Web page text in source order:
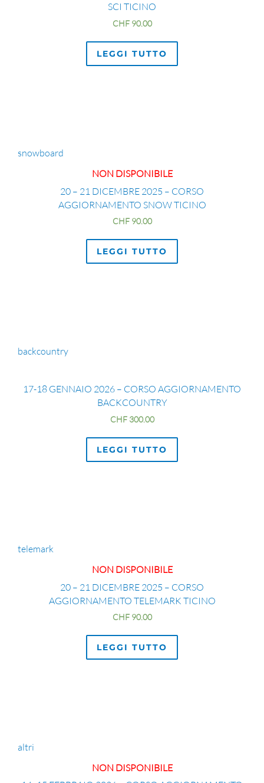
SCI TICINO
CHF90.00
LEGGI TUTTO
snowboard
NON DISPONIBILE
20 – 21 DICEMBRE 2025 – CORSO
AGGIORNAMENTO SNOW TICINO
CHF90.00
LEGGI TUTTO
backcountry
17-18 GENNAIO 2026 – CORSO AGGIORNAMENTO
BACKCOUNTRY
CHF300.00
LEGGI TUTTO
telemark
NON DISPONIBILE
20 – 21 DICEMBRE 2025 – CORSO
AGGIORNAMENTO TELEMARK TICINO
CHF90.00
LEGGI TUTTO
altri
NON DISPONIBILE